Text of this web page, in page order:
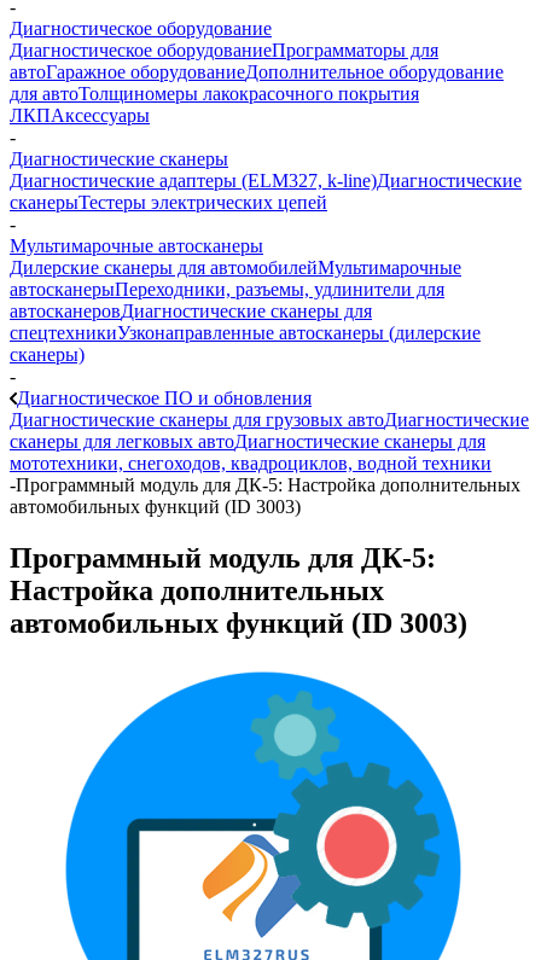
-
Диагностическое оборудование
Диагностическое оборудованиеПрограмматоры для
автоГаражное оборудованиеДополнительное оборудование
для автоТолщиномеры лакокрасочного покрытия
ЛКПАксессуары
-
Диагностические сканеры
Диагностические адаптеры (ELM327, k-line)Диагностические
сканерыТестеры электрических цепей
-
Мультимарочные автосканеры
Дилерские сканеры для автомобилейМультимарочные
автосканерыПереходники, разъемы, удлинители для
автосканеровДиагностические сканеры для
спецтехникиУзконаправленные автосканеры (дилерские
сканеры)
-
Диагностическое ПО и обновления
Диагностические сканеры для грузовых автоДиагностические
сканеры для легковых автоДиагностические сканеры для
мототехники, снегоходов, квадроциклов, водной техники
-Программный модуль для ДК-5: Настройка дополнительных
автомобильных функций (ID 3003)
Программный модуль для ДК-5:
Настройка дополнительных
автомобильных функций (ID 3003)